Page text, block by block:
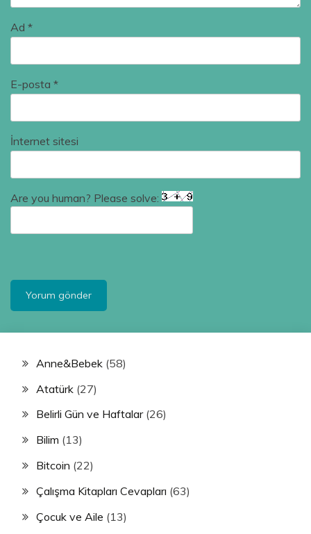
Ad *
E-posta *
İnternet sitesi
Are you human? Please solve:
Anne&Bebek (58)
Atatürk (27)
Belirli Gün ve Haftalar(26)
Bilim (13)
Bitcoin (22)
Çalışma Kitapları Cevapları (63)
Çocuk ve Aile (13)